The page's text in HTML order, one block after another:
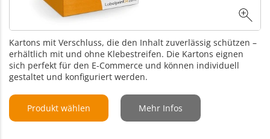
Kartons mit Verschluss, die den Inhalt zuverlässig schützen –
erhältlich mit und ohne Klebestreifen. Die Kartons eignen
sich perfekt für den E-Commerce und können individuell
gestaltet und konfiguriert werden.
Produkt wählen Mehr Infos